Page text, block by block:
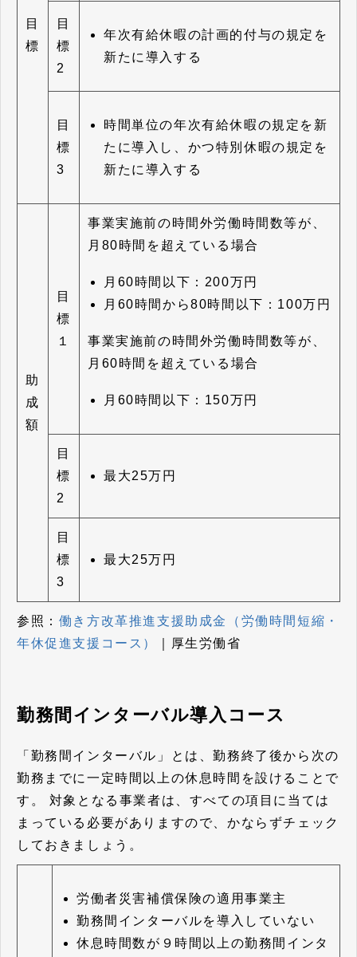
目
標
目
標
2
年次有給休暇の計画的付与の規定を
新たに導入する
目
標
3
時間単位の年次有給休暇の規定を新
たに導入し、かつ特別休暇の規定を
新たに導入する
助
成
額
目
標
１
事業実施前の時間外労働時間数等が、
月80時間を超えている場合
月60時間以下：200万円
月60時間から80時間以下：100万円
事業実施前の時間外労働時間数等が、
月60時間を超えている場合
月60時間以下：150万円
目
標
2
最大25万円
目
標
3
最大25万円
参照： 働き方改革推進支援助成金（労働時間短縮・
年休促進支援コース）
｜厚生労働省
勤務間インターバル導入コース
「勤務間インターバル」とは、勤務終了後から次の
勤務までに一定時間以上の休息時間を設けることで
す。
対象となる事業者は、すべての項目に当ては
まっている必要がありますので、かならずチェック
しておきましょう。
労働者災害補償保険の適用事業主
勤務間インターバルを導入していない
休息時間数が９時間以上の勤務間インタ